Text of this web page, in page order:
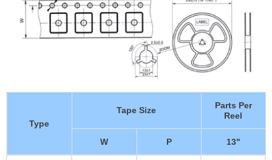
Type
Tape Size
Parts Per
Reel
W P 13"